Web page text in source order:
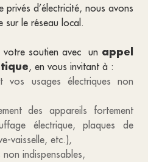
privés d’électricité, nous avons
sur le réseau local.
votre soutien avec un appel
, en vous invitant à :
vos usages électriques non
des appareils fortement
électrique, plaques de
vaisselle, etc.),
indispensables,